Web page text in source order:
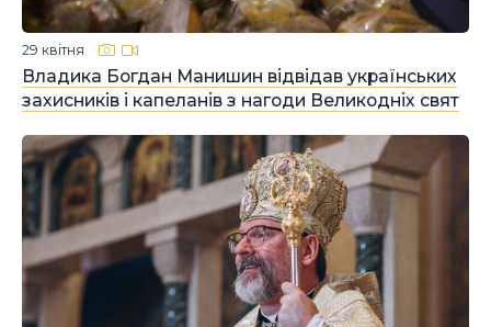
Владика Богдан Манишин відвідав українських
захисників і капеланів з нагоди Великодніх свят
29 квітня